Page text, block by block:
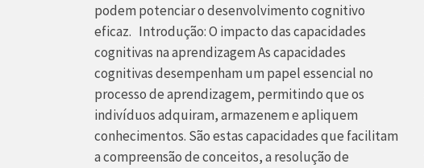
podem potenciar o desenvolvimento cognitivo
eficaz. Introdução: O impacto das capacidades
cognitivas na aprendizagem As capacidades
cognitivas desempenham um papel essencial no
processo de aprendizagem, permitindo que os
indivíduos adquiram, armazenem e apliquem
conhecimentos. São estas capacidades que facilitam
a compreensão de conceitos, a resolução de